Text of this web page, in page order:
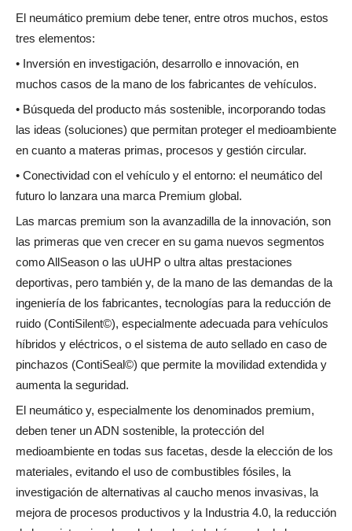
El neumático premium debe tener, entre otros muchos, estos
tres elementos:
• Inversión en investigación, desarrollo e innovación, en
muchos casos de la mano de los fabricantes de vehículos.
• Búsqueda del producto más sostenible, incorporando todas
las ideas (soluciones) que permitan proteger el medioambiente
en cuanto a materas primas, procesos y gestión circular.
• Conectividad con el vehículo y el entorno: el neumático del
futuro lo lanzara una marca Premium global.
Las marcas premium son la avanzadilla de la innovación, son
las primeras que ven crecer en su gama nuevos segmentos
como AllSeason o las uUHP o ultra altas prestaciones
deportivas, pero también y, de la mano de las demandas de la
ingeniería de los fabricantes, tecnologías para la reducción de
ruido (ContiSilent©), especialmente adecuada para vehículos
híbridos y eléctricos, o el sistema de auto sellado en caso de
pinchazos (ContiSeal©) que permite la movilidad extendida y
aumenta la seguridad.
El neumático y, especialmente los denominados premium,
deben tener un ADN sostenible, la protección del
medioambiente en todas sus facetas, desde la elección de los
materiales, evitando el uso de combustibles fósiles, la
investigación de alternativas al caucho menos invasivas, la
mejora de procesos productivos y la Industria 4.0, la reducción